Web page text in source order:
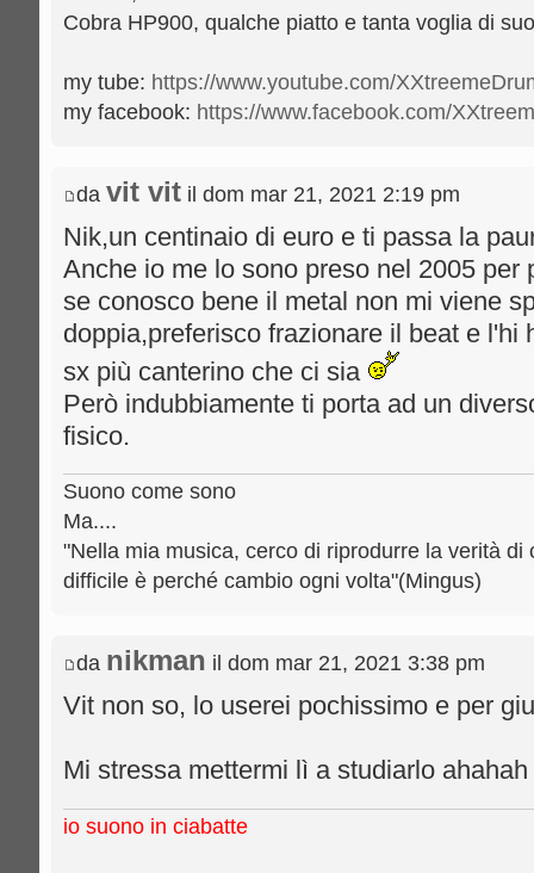
Cobra HP900, qualche piatto e tanta voglia di
my tube: https://www.youtube.com/
my facebook: https://www.facebook.com/
da vit vit il dom mar 21, 2021 2:19 pm
Nik,un centinaio di euro e ti passa la
Anche io me lo sono preso nel 2005 per
se conosco bene il metal non mi viene
doppia,preferisco frazionare il beat e l'hi
sx più canterino che ci sia
Però indubbiamente ti porta ad un
fisico.
Suono come sono
Ma....
"Nella mia musica, cerco di riprodurre la verità
difficile è perché cambio ogni volta"(Mingus)
da nikman il dom mar 21, 2021 3:38 pm
Vit non so, lo userei pochissimo e per
Mi stressa mettermi lì a studiarlo ahahah
io suono in ciabatte